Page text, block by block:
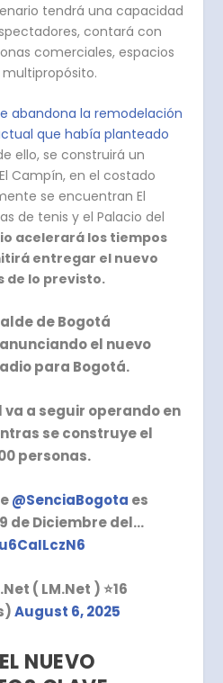
tendrá una capacidad
contará con
comerciales, espacios
abandona la remodelación
que había planteado
ello, se construirá un
Campín, en el costado
se encuentran El
de tenis y el Palacio del
acelerará los tiempos
entregar el nuevo
de lo previsto.
de Bogotá
anunciando el nuevo
para Bogotá.
a seguir operando en
se construye el
personas.
@SenciaBogota es
de Diciembre del…
( LM.Net ) ⭐️16
August 6, 2025
NUEVO